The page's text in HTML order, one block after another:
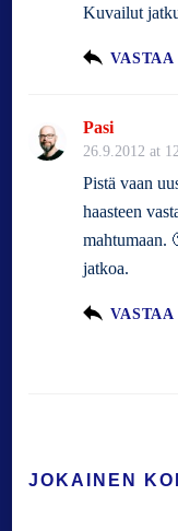
Kuvailut
VASTAA
Pasi
26.9.2012 at
Pistä vaan
haasteen
mahtumaan.
jatkoa.
VASTAA
JOKAINEN